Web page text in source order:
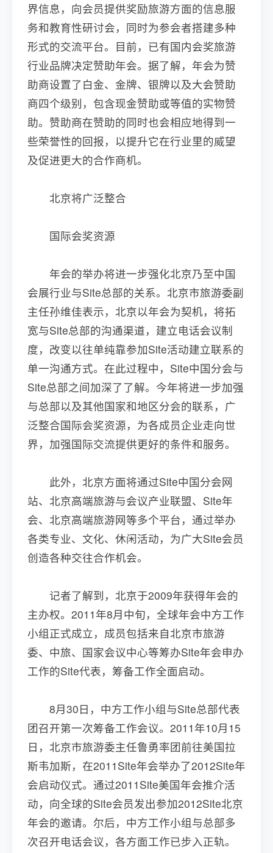
界信息，向会员提供奖励旅游方面的信息服
务和教育性研讨会，同时为参会者搭建多种
形式的交流平台。目前，已有国内会奖旅游
行业品牌决定赞助年会。据了解，年会为赞
助商设置了白金、金牌、银牌以及大会赞助
商四个级别，包含现金赞助或等值的实物赞
助。赞助商在赞助的同时也会相应地得到一
些荣誉性的回报，以提升它在行业里的威望
及促进更大的合作商机。
北京将广泛整合
国际会奖资源
年会的举办将进一步强化北京乃至中国
会展行业与Site总部的关系。北京市旅游委副
主任孙维佳表示，北京以年会为契机，将拓
宽与Site总部的沟通渠道，建立电话会议制
度，改变以往单纯靠参加Site活动建立联系的
单一沟通方式。在此过程中，Site中国分会与
Site总部之间加深了了解。今年将进一步加强
与总部以及其他国家和地区分会的联系，广
泛整合国际会奖资源，为各成员企业走向世
界，加强国际交流提供更好的条件和服务。
此外，北京方面将通过Site中国分会网
站、北京高端旅游与会议产业联盟、Site年
会、北京高端旅游网等多个平台，通过举办
各类专业、文化、休闲活动，为广大Site会员
创造各种交往合作机会。
记者了解到，北京于2009年获得年会的
主办权。2011年8月中旬，全球年会中方工作
小组正式成立，成员包括来自北京市旅游
委、中旅、国家会议中心等筹办Site年会申办
工作的Site代表，筹备工作全面启动。
8月30日，中方工作小组与Site总部代表
团召开第一次筹备工作会议。2011年10月15
日，北京市旅游委主任鲁勇率团前往美国拉
斯韦加斯，在2011Site年会举办了2012Site年
会启动仪式。通过2011Site美国年会推介活
动，向全球的Site会员发出参加2012Site北京
年会的邀请。尔后，中方工作小组与总部多
次召开电话会议，各方面工作已步入正轨。